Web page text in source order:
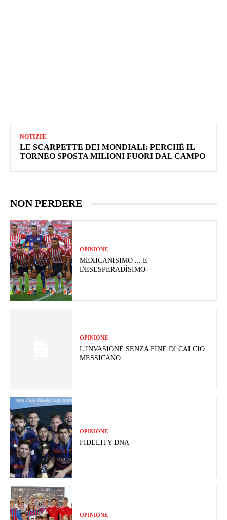
NOTIZIE
LE SCARPETTE DEI MONDIALI: PERCHÉ IL
TORNEO SPOSTA MILIONI FUORI DAL CAMPO
NON PERDERE
OPINIONE
MEXICANISIMO ... E
DESESPERADÍSIMO
OPINIONE
L'INVASIONE SENZA FINE DI CALCIO
MESSICANO
OPINIONE
FIDELITY DNA
OPINIONE